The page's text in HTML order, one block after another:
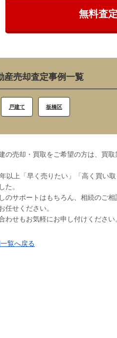
無料査
産売却査定事例一覧
戸建て 板橋区
の売却・買取をご希望の方は、買
以上「早く売りたい」「高く買い
た。
のサポートはもちろん、相続のご
任せください。
わせもお気軽にお申し付けください
覧へ戻る